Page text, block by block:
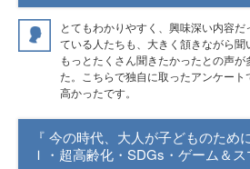
とてもわかりやすく、興味深い内容だ
ている人たちも、大きく頷きながら聞
もっとたくさん聞きたかったとの声が
た。こちらで独自に取ったアンケート
高かったです。
『 今の時代、大人が子どものため
Ｉ・超高齢化・SDGs・ゲーム＆